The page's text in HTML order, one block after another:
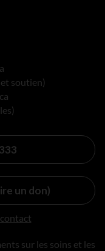
soutien)
un don)
sur les soins et les